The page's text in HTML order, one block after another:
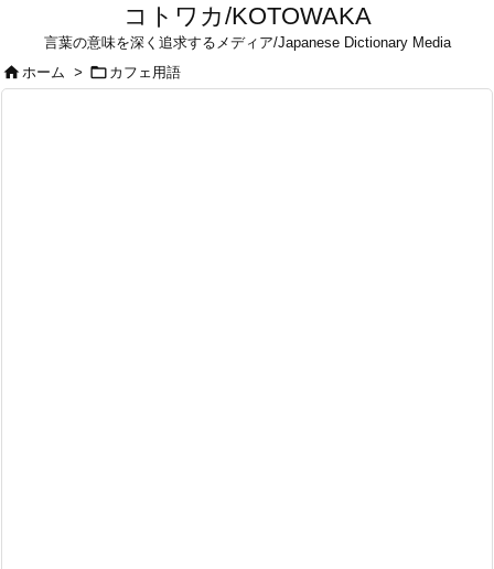
コトワカ/KOTOWAKA
言葉の意味を深く追求するメディア/Japanese Dictionary Media
ホーム >  カフェ用語